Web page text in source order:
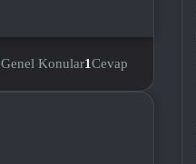
Genel Konular1Cevap